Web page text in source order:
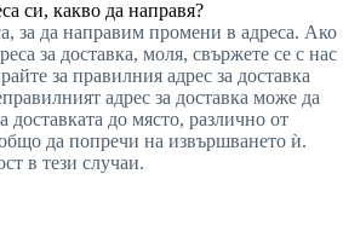
си, какво да направя?
за да направим промени в адреса. Ако
за доставка, моля, свържете се с нас
за правилния адрес за доставка
адрес за доставка може да
доставката до място, различно от
да попречи на извършването ѝ.
в тези случаи.